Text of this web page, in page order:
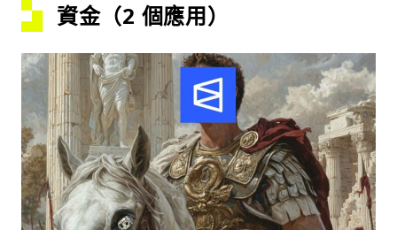
資金（2 個應用）